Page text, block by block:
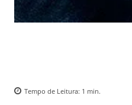
Tempo de Leitura: 1 min.